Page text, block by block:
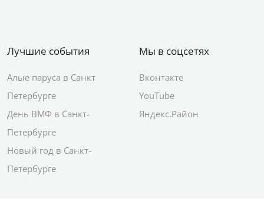
Лучшие события
Алые паруса в Санкт
Петербурге
День ВМФ в Санкт-
Петербурге
Новый год в Санкт-
Петербурге
Мы в соцсетях
Вконтакте
YouTube
Яндекс.Район